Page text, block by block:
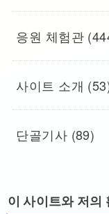
응원 체험관
사이트 소개
단골기사 (89)
이 사이트와 저의